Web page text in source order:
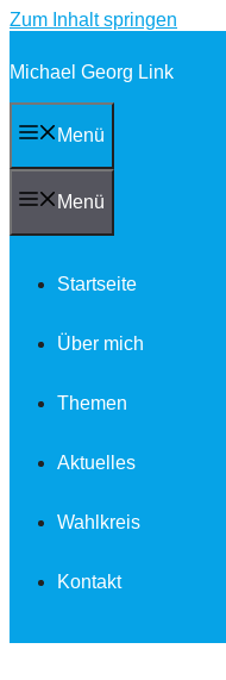
Zum Inhalt springen
Michael Georg Link
Menü
Menü
Startseite
Über mich
Themen
Aktuelles
Wahlkreis
Kontakt